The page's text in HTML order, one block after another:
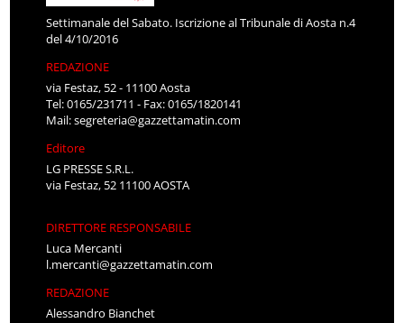
Settimanale del Sabato. Iscrizione al Tribunale di Aosta n.4
del 4/10/2016
REDAZIONE
via Festaz, 52 - 11100 Aosta
Tel: 0165/231711 - Fax: 0165/1820141
Mail:segreteria@gazzettamatin.com
Editore
LG PRESSE S.R.L.
via Festaz, 52 11100 AOSTA
DIRETTORE RESPONSABILE
Luca Mercanti
l.mercanti@gazzettamatin.com
REDAZIONE
Alessandro Bianchet